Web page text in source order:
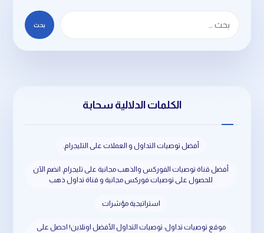
بحث
الكلمات الدلالية سحابة
أفضل توصيات التداول و العملات على التليجرام.
أفضل قناة توصيات الفوركس والذهب مجانية على تليجرام. انضم الآن
للحصول على توصيات فوركس مجانية و قناة تداول ذهب
استراتيجية مؤشرات
موقع توصيات تداول: توصيات التداول الأفضل اونلاين! احصل على